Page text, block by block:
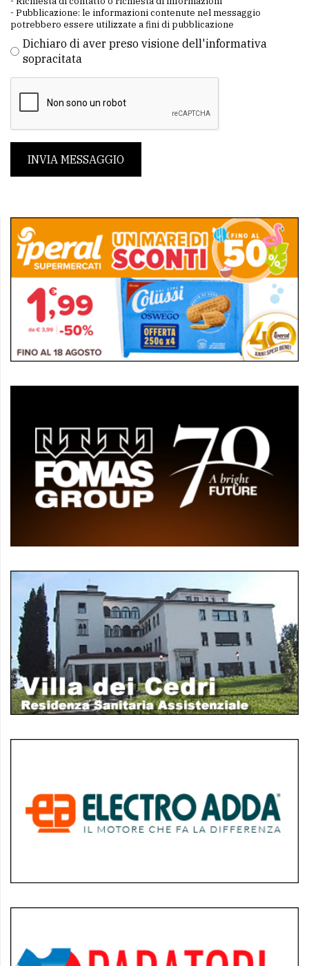
- Pubblicazione: le informazioni contenute nel messaggio
potrebbero essere utilizzate a fini di pubblicazione
Dichiaro di aver preso visione dell'informativa
sopracitata
INVIA MESSAGGIO